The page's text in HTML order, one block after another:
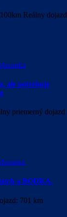
Reálny dojazd
ale potrebuje
priemerný dojazd
a BODKA.
701 km